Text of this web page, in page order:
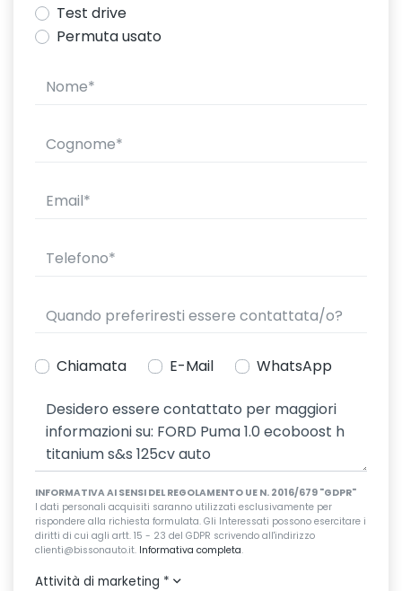
Test drive
Permuta usato
Chiamata E-Mail WhatsApp
INFORMATIVA AI SENSI DEL REGOLAMENTO UE N. 2016/679 "GDPR"
I dati personali acquisiti saranno utilizzati esclusivamente per
rispondere alla richiesta formulata. Gli Interessati possono esercitare i
diritti di cui agli artt. 15 - 23 del GDPR scrivendo all'indirizzo
clienti@bissonauto.it. Informativa completa.
Attività di marketing *